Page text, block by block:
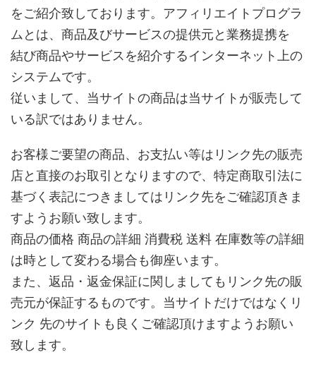
をご紹介致しております。アフィリエイトプログラ
ムとは、商品及びサービスの提供元と業務提携を
結び商品やサービスを紹介するインターネット上の
システムです。
従いまして、当サイトの商品は当サイトが販売して
いる訳ではありません。
お客様ご要望の商品、お支払い等はリンク先の販売
店と直接のお取引となりますので、特定商取引法に
基づく表記につきましてはリンク先をご確認頂きま
すようお願い致します。
商品の価格 商品の詳細 消費税 送料 在庫数等の詳細
は時として変わる場合も御座います。
また、返品・返金保証に関しましてもリンク先の販
売元が保証するものです。当サイトだけではなくリ
ンク 先のサイトも良くご確認頂けますようお願い
致します。